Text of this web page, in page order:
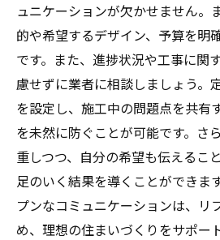
ュニケーションが欠かせません。
的や希望するデザイン、予算を明
です。また、進捗状況や工事に関
慮せずに業者に相談しましょう。
を設定し、施工中の問題点を共有
を未然に防ぐことが可能です。さ
重しつつ、自分の希望も伝えるこ
足のいく結果を導くことができま
プンなコミュニケーションは、リ
め、理想の住まいづくりをサポー